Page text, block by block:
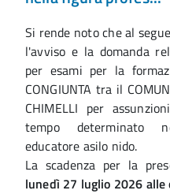
Si rende noto che al
l'avviso e la domanda
per esami per la
CONGIUNTA tra il
CHIMELLI per
tempo determinato
educatore asilo nido.
La scadenza per la
lunedì 27 luglio 2026 alle